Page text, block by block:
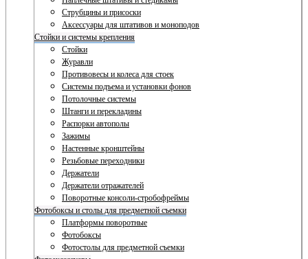
Струбцины и присоски
Аксессуары для штативов и моноподов
Стойки и системы крепления
Стойки
Журавли
Противовесы и колеса для стоек
Системы подъема и установки фонов
Потолочные системы
Штанги и перекладины
Распорки автополы
Зажимы
Настенные кронштейны
Резьбовые переходники
Держатели
Держатели отражателей
Поворотные консоли-стробофреймы
Фотобоксы и столы для предметной съемки
Платформы поворотные
Фотобоксы
Фотостолы для предметной съемки